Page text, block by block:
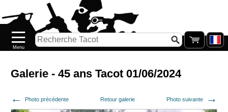
Galerie - 45 ans Tacot 01/06/2024
Photo précédente Retour galerie Photo suivante
Nouveautés
Catalogue/Stock
PETITS
PRIX